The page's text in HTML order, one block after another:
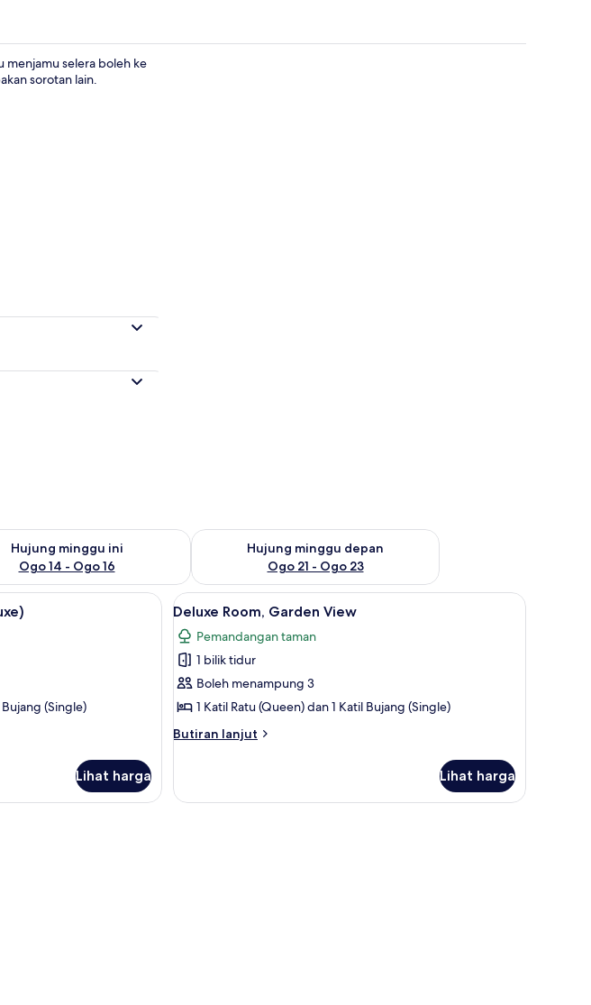
menjamu selera boleh ke
sorotan lain.
Hujung minggu ini
Ogo 14 - Ogo 16
untuk hujung minggu ini Ogo 14 - Ogo 16
Hujung minggu depan
Ogo 21 - Ogo 23
Semak ketersediaan untuk hujung minggu depan Ogo 21 -
Room, Sea View (Deluxe) | Meja, cadar katil
Bujang (Single)
Lihat harga
Lihat
semua
foto
untuk
Deluxe
Room,
Garden
View
Deluxe Room, Garden View | Meja, cadar katil
5
Deluxe Room, Garden View
Pemandangan taman
1 bilik tidur
Boleh menampung 3
1 Katil Ratu (Queen) dan 1 Katil Bujang (Single)
Butiran lanjut
Butiran
Room,
Lihat harga